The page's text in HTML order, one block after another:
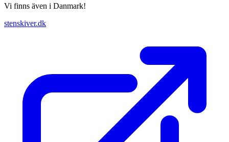
Vi finns även i Danmark!
stenskiver.dk